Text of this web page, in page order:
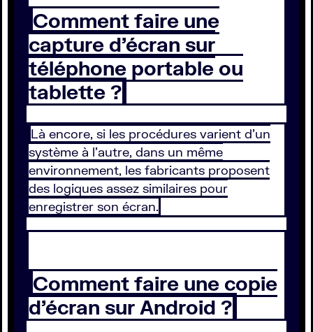
Comment faire une
capture d’écran sur
téléphone portable ou
tablette ?
Là encore, si les procédures varient d’un
système à l’autre, dans un même
environnement, les fabricants proposent
des logiques assez similaires pour
enregistrer son écran.
Comment faire une copie
d’écran sur Android ?